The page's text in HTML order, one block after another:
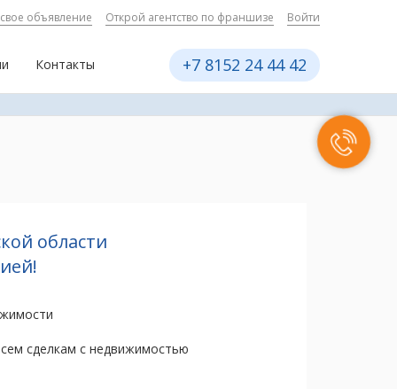
объявление Открой агентство по франшизе Войти
Контакты +7 8152 24 44 42
области
сделкам с недвижимостью